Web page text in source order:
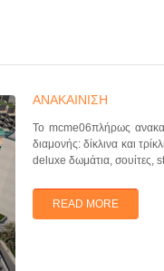
ΑΝΑΚΑΙΝΙΣΗ
Το mcme06πλήρως
διαμονής: δίκλινα και
deluxe δωμάτια, σουίτες,
READ MORE